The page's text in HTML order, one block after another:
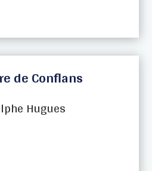
de Conflans
Hugues